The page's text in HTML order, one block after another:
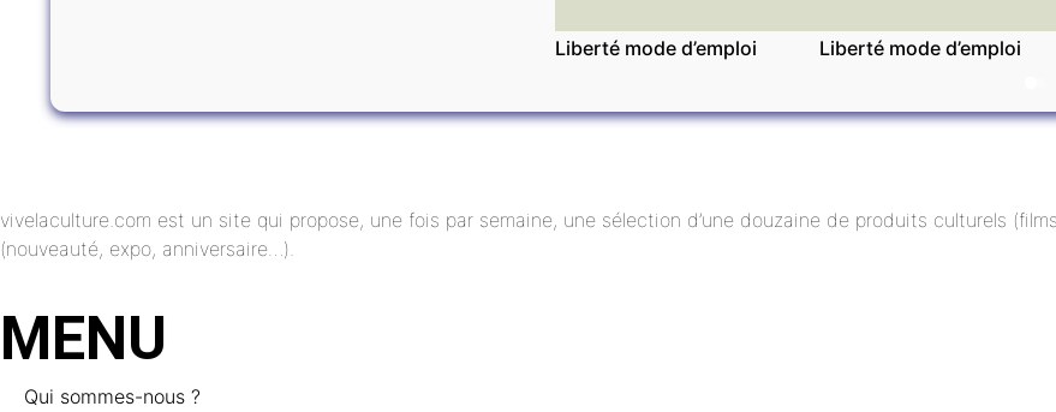
Liberté mode d’emploi Liberté mode d’emploi
vivelaculture.com est un site qui propose, une fois par semaine, une sélection d’une douzaine de produits culturels
(nouveauté, expo, anniversaire…).
MENU
Qui sommes-nous ?